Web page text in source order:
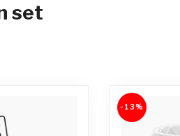
set
-13%